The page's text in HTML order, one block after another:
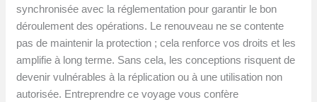
synchronisée avec la réglementation pour garantir le bon
déroulement des opérations. Le renouveau ne se contente
pas de maintenir la protection ; cela renforce vos droits et les
amplifie à long terme. Sans cela, les conceptions risquent de
devenir vulnérables à la réplication ou à une utilisation non
autorisée. Entreprendre ce voyage vous confère